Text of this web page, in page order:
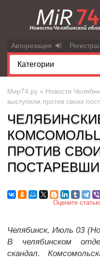
Авторизация
Мир74.ру » Новости
выступили против своих
ПРОТИВ
Оцените
Челябинск, Июль 03
В челябинском
скандал.